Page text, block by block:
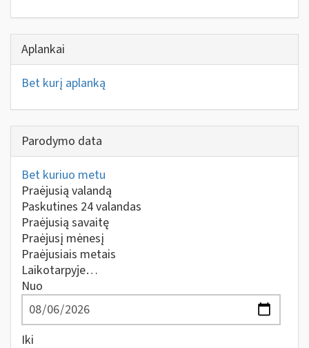
Aplankai
Bet kurį aplanką
Parodymo data
Bet kuriuo metu
Praėjusią valandą
Paskutines 24 valandas
Praėjusią savaitę
Praėjusį mėnesį
Praėjusiais metais
Laikotarpyje…
Nuo
Iki